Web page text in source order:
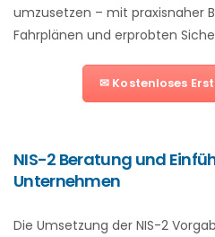
umzusetzen – mit praxisnaher
Fahrplänen und erprobten
✉ Kostenloses
NIS-2 Beratung und
Unternehmen
Die Umsetzung der NIS-2